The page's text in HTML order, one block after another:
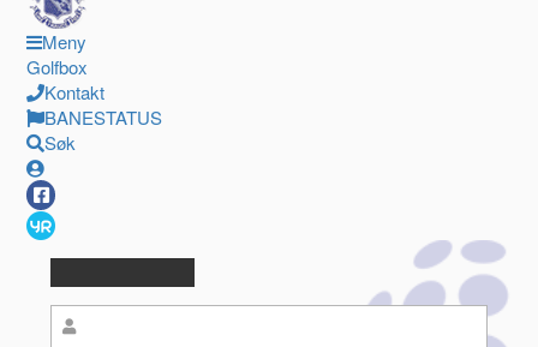
Meny
Golfbox
Kontakt
BANESTATUS
Søk